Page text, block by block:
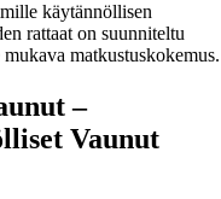
käytännöllisen
rattaat on suunniteltu
matkustuskokemus.
–
Vaunut